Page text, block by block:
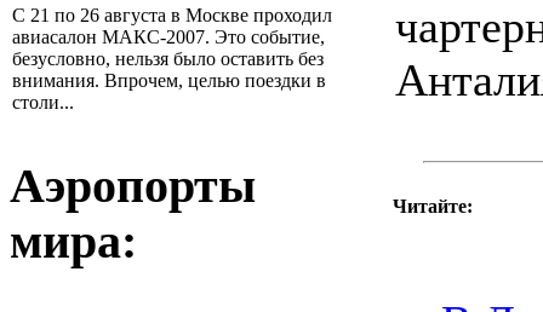
С 21 по 26 августа в Москве проходил
авиасалон МАКС-2007. Это событие,
безусловно, нельзя было оставить без
внимания. Впрочем, целью поездки в
столи...
Аэропорты
мира:
Читайте: